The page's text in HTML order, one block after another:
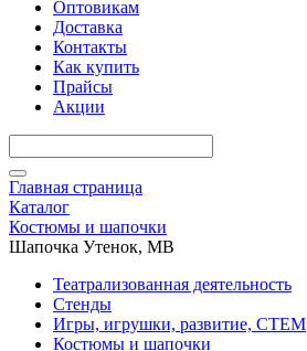
Оптовикам
Доставка
Контакты
Как купить
Прайсы
Акции
Главная страница
Каталог
Костюмы и шапочки
Шапочка Утенок, МВ
Театрализованная деятельность
Стенды
Игры, игрушки, развитие, СТЕМ
Костюмы и шапочки